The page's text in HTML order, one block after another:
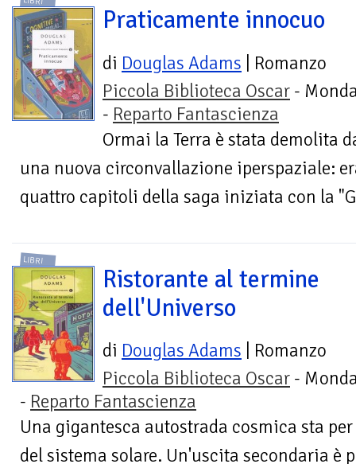
Praticamente innocuo
di Douglas Adams | Romanzo
Piccola Biblioteca Oscar -
- Reparto Fantascienza
Ormai la Terra è stata demolita
una nuova circonvallazione iperspaziale:
quattro capitoli della saga iniziata con la
LIBRI
Ristorante al termine
dell'Universo
di Douglas Adams | Romanzo
Piccola Biblioteca Oscar -
- Reparto Fantascienza
Una gigantesca autostrada cosmica sta
del sistema solare. Un'uscita secondaria è